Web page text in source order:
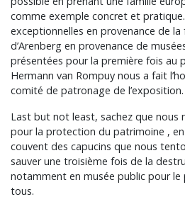
comme exemple concret et
exceptionnelles en provenance de
d’Arenberg en provenance de
présentées pour la première fois au
Hermann van Rompuy nous a fait
comité de patronage de l’exposition.
Last but not least, sachez que nous
pour la protection du patrimoine , en
couvent des capucins que nous
sauver une troisième fois de la
notamment en musée public pour le
tous.